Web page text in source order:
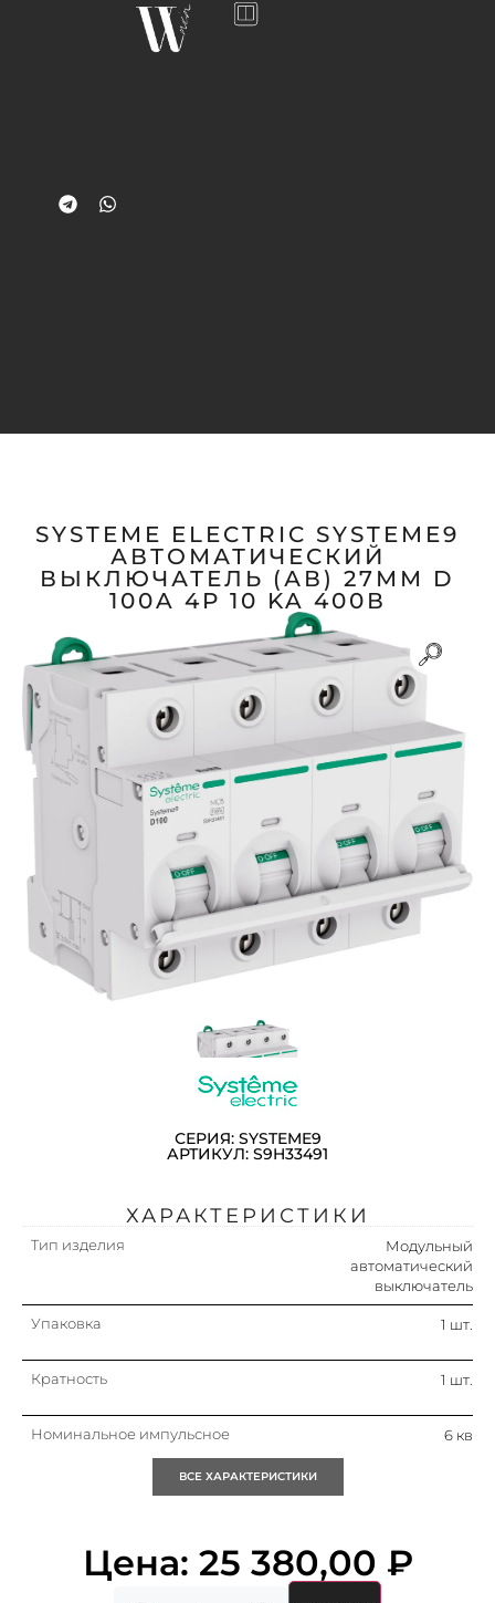
SYSTEME ELECTRIC SYSTEME9
АВТОМАТИЧЕСКИЙ
ВЫКЛЮЧАТЕЛЬ (АВ) 27ММ D
100A 4P 10 KA 400В
СЕРИЯ: SYSTEME9
АРТИКУЛ: S9H33491
ХАРАКТЕРИСТИКИ
Тип изделия
Модульный
автоматический
выключатель
Упаковка 1 шт.
Кратность 1 шт.
Номинальное импульсное
6 кв
ВСЕ ХАРАКТЕРИСТИКИ
Цена: 25 380,00 ₽